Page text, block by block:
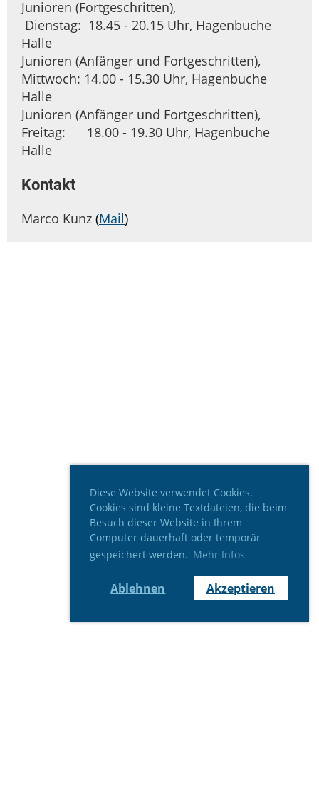
Diese Website verwendet Cookies.
Cookies sind kleine Textdateien, die beim
Besuch dieser Website in Ihrem
Computer dauerhaft oder temporär
gespeichert werden. Mehr Infos
Ablehnen Akzeptieren
Junioren (Fortgeschritten),
Dienstag: 18.45 - 20.15 Uhr, Hagenbuche
Halle
Junioren (Anfänger und Fortgeschritten),
Mittwoch: 14.00 - 15.30 Uhr, Hagenbuche
Halle
Junioren (Anfänger und Fortgeschritten),
Freitag: 18.00 - 19.30 Uhr, Hagenbuche
Halle
Kontakt
Marco Kunz (Mail)